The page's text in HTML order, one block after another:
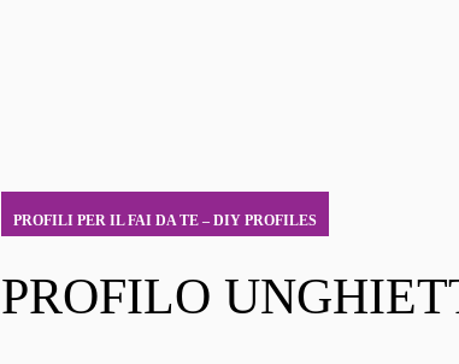
PROFILO
PROFILI PER IL FAI DA TE – DIY PROFILES